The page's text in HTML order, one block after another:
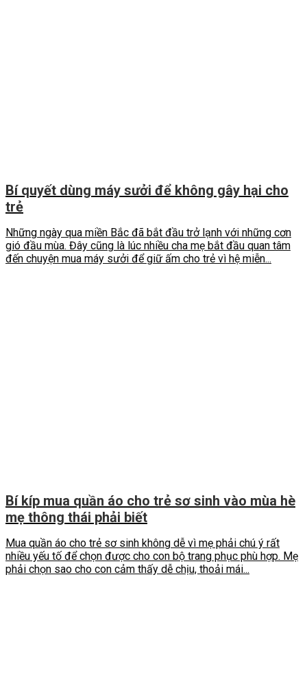
Bí quyết dùng máy sưởi để không gây hại cho
trẻ
Những ngày qua miền Bắc đã bắt đầu trở lạnh với những cơn
gió đầu mùa. Đây cũng là lúc nhiều cha mẹ bắt đầu quan tâm
đến chuyện mua máy sưởi để giữ ấm cho trẻ vì hệ miễn...
Bí kíp mua quần áo cho trẻ sơ sinh vào mùa hè
mẹ thông thái phải biết
Mua quần áo cho trẻ sơ sinh không dễ vì mẹ phải chú ý rất
nhiều yếu tố để chọn được cho con bộ trang phục phù hợp. Mẹ
phải chọn sao cho con cảm thấy dễ chịu, thoải mái...